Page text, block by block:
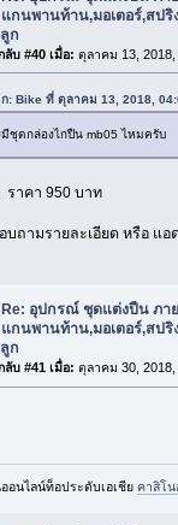
แกนพานท้าน,มอเตอร์,สปริ
ก
ลับ #40 เมื่อ: ตุลาคม 13, 2018,
ก: Bike ที่ ตุลาคม 13, 2018,
ชุดกล่องไกปืน mb05 ไหมครับ
าคา 950 บาท
บถามรายละเอียด หรือ แ
Re: อุปกรณ์ ชุดแต่งปืน ภา
แกนพานท้าน,มอเตอร์,สปริ
ก
ลับ #41 เมื่อ: ตุลาคม 30, 2018,
อนไลน์ท็อประดับเอเชีย คาสิโน